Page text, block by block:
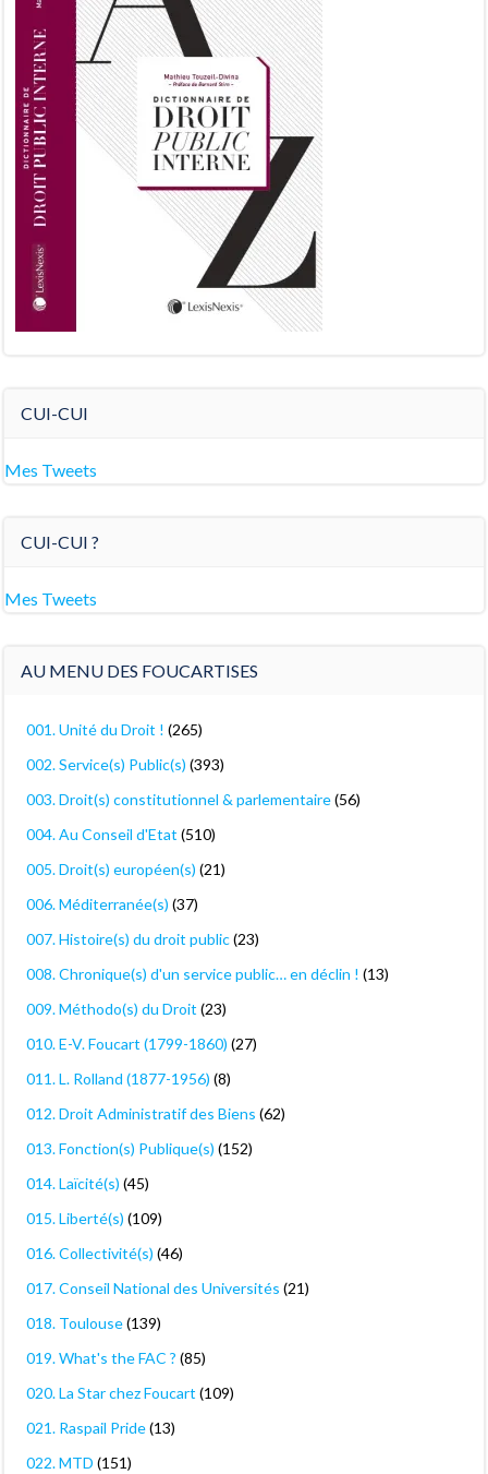
CUI-CUI
Mes Tweets
CUI-CUI ?
Mes Tweets
AU MENU DES FOUCARTISES
001. Unité du Droit ! (265)
002. Service(s) Public(s) (393)
003. Droit(s) constitutionnel & parlementaire(56)
004. Au Conseil d'Etat (510)
005. Droit(s) européen(s) (21)
006. Méditerranée(s) (37)
007. Histoire(s) du droit public(23)
008. Chronique(s) d'un service public… en déclin ! (13)
009. Méthodo(s) du Droit (23)
010. E-V. Foucart (1799-1860) (27)
011. L. Rolland (1877-1956) (8)
012. Droit Administratif des Biens (62)
013. Fonction(s) Publique(s) (152)
014. Laïcité(s) (45)
015. Liberté(s) (109)
016. Collectivité(s) (46)
017. Conseil National des Universités (21)
018. Toulouse(139)
019. What's the FAC ? (85)
020. La Star chez Foucart (109)
021. Raspail Pride(13)
022. MTD (151)